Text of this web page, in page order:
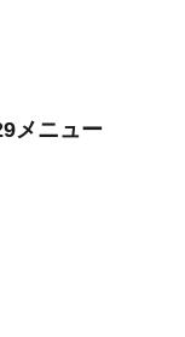
メニュー